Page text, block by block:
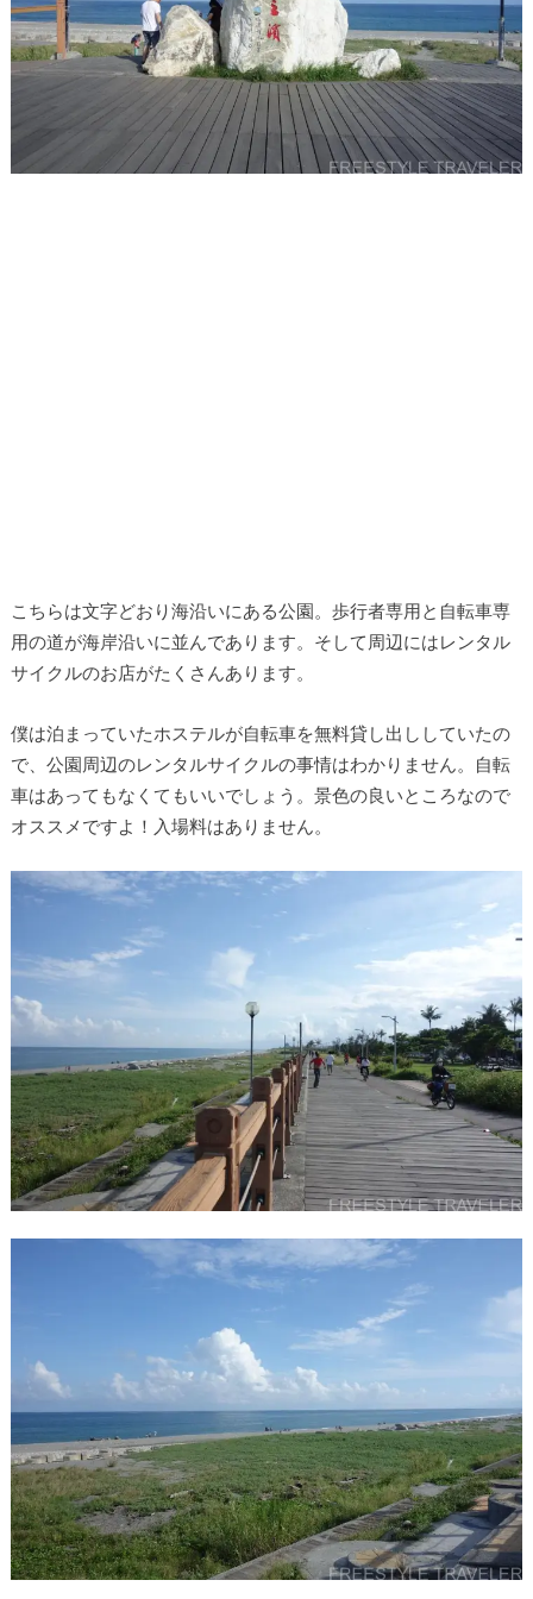
こちらは文字どおり海沿いにある公園。歩行者専用と自転車専
用の道が海岸沿いに並んであります。そして周辺にはレンタル
サイクルのお店がたくさんあります。
僕は泊まっていたホステルが自転車を無料貸し出ししていたの
で、公園周辺のレンタルサイクルの事情はわかりません。自転
車はあってもなくてもいいでしょう。景色の良いところなので
オススメですよ！入場料はありません。